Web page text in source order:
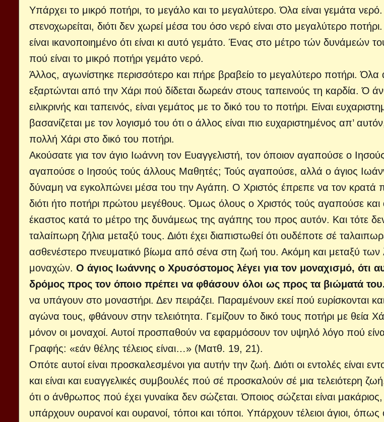
Υπάρχει το μικρό ποτήρι, το μεγάλο και το μεγαλύτερο. Όλα είναι γεμάτα
στενοχωρείται, διότι δεν χωρεί μέσα του όσο νερό είναι στο μεγαλύτερο
είναι ικανοποιημένο ότι είναι κι αυτό γεμάτο. Ένας στο μέτρο τών δυνάμεών
πού είναι το μικρό ποτήρι γεμάτο νερό.
Άλλος, αγωνίστηκε περισσότερο και πήρε βραβείο το μεγαλύτερο ποτήρι. Όλα
εξαρτώνται από την Χάρι πού δίδεται δωρεάν στους ταπεινούς τη καρδία. Ό
ειλικρινής και ταπεινός, είναι γεμάτος με το δικό του το ποτήρι. Είναι
βασανίζεται με τον λογισμό του ότι ο άλλος είναι πιο ευχαριστημένος απ’ αυτόν,
πολλή Χάρι στο δικό του ποτήρι.
Ακούσατε για τον άγιο Ιωάννη τον Ευαγγελιστή, τον όποιον αγαπούσε ο
αγαπούσε ο Ιησούς τούς άλλους Μαθητές; Τούς αγαπούσε, αλλά ο άγιος
δύναμη να εγκολπώνει μέσα του την Αγάπη. Ο Χριστός έπρεπε να τον κρατά
διότι ήτο ποτήρι πρώτου μεγέθους. Όμως όλους ο Χριστός τούς αγαπούσε και
έκαστος κατά το μέτρο της δυνάμεως της αγάπης του προς αυτόν. Και τότε δεν
ταλαίπωρη ζήλια μεταξύ τους. Διότι έχει διαπιστωθεί ότι ουδέποτε σέ
ασθενέστερο πνευματικό βίωμα από σένα στη ζωή του. Ακόμη και μεταξύ των
μοναχών. Ο άγιος Ιωάννης ο Χρυσόστομος λέγει για τον μοναχισμό, ότι
δρόμος προς τον όποιο πρέπει να φθάσουν όλοι ως προς τα βιώματά
να υπάγουν στο μοναστήρι. Δεν πειράζει. Παραμένουν εκεί πού ευρίσκονται
αγώνα τους, φθάνουν στην τελειότητα. Γεμίζουν το δικό τους ποτήρι με θεία
μόνον οι μοναχοί. Αυτοί προσπαθούν να εφαρμόσουν τον υψηλό λόγο πού
Γραφής: «εάν θέλης τέλειος είναι…» (Ματθ. 19, 21).
Οπότε αυτοί είναι προσκαλεσμένοι για αυτήν την ζωή. Διότι οι εντολές είναι
και είναι και ευαγγελικές συμβουλές πού σέ προσκαλούν σέ μια τελειότερη
ότι ο άνθρωπος πού έχει γυναίκα δεν σώζεται. Όποιος σώζεται είναι
υπάρχουν ουρανοί και ουρανοί, τόποι και τόποι. Υπάρχουν τέλειοι άγιοι,